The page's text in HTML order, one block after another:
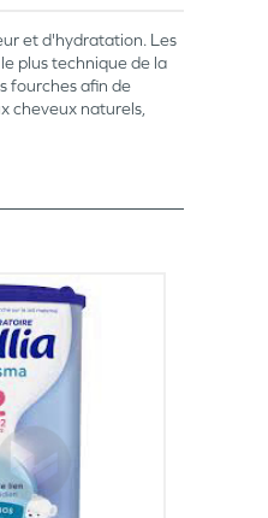
et d'hydratation. Les
plus technique de la
fourches afin de
cheveux naturels,